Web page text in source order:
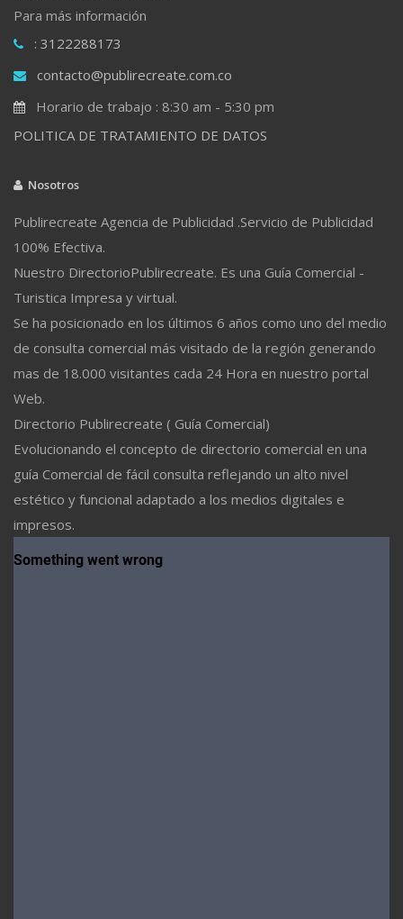
Para más información
: 3122288173
contacto@publirecreate.com.co
Horario de trabajo : 8:30 am - 5:30 pm
POLITICA DE TRATAMIENTO DE DATOS
Nosotros
Publirecreate Agencia de Publicidad .Servicio de Publicidad
100% Efectiva.
Nuestro DirectorioPublirecreate. Es una Guía Comercial -
Turistica Impresa y virtual.
Se ha posicionado en los últimos 6 años como uno del medio
de consulta comercial más visitado de la región generando
mas de 18.000 visitantes cada 24 Hora en nuestro portal
Web.
Directorio Publirecreate ( Guía Comercial)
Evolucionando el concepto de directorio comercial en una
guía Comercial de fácil consulta reflejando un alto nivel
estético y funcional adaptado a los medios digitales e
impresos.